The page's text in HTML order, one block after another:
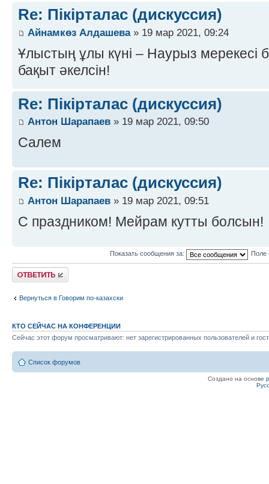
Re: Пікірталас (дискуссия)
Айнамкөз Алдашева» 19 мар 2021, 09:24
Ұлыстың ұлы күні – Наурыз мерекесі
бақыт әкелсін!
Re: Пікірталас (дискуссия)
Антон Шарапаев » 19 мар 2021, 09:50
Салем
Re: Пікірталас (дискуссия)
Антон Шарапаев » 19 мар 2021, 09:51
С праздником! Мейрам кутты болсын!
Показать сообщения за: Поле
Ответить
Вернуться в Говорим по-казахски
КТО СЕЙЧАС НА КОНФЕРЕНЦИИ
Сейчас этот форум просматривают: нет зарегистрированных пользователей и
Список форумов
Создано на основе